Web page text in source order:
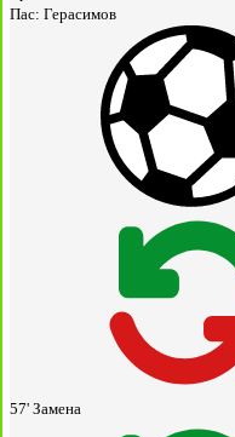
Пас: Герасимов
57' Замена